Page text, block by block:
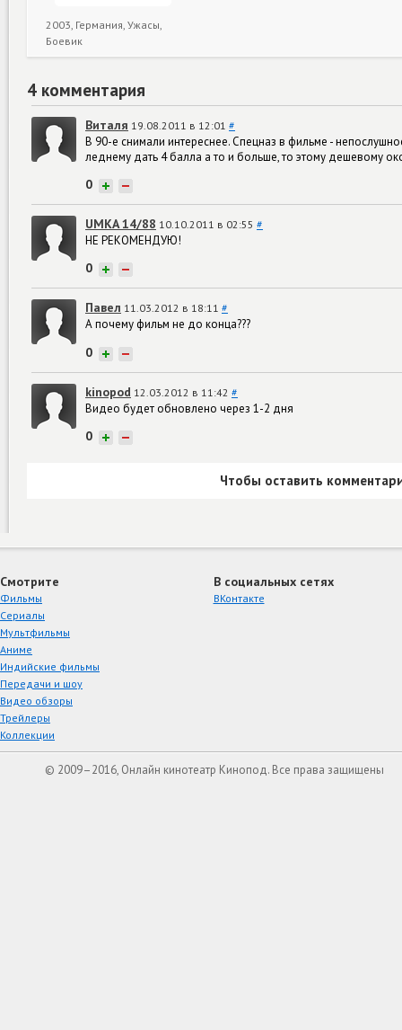
2003, Германия, Ужасы,
Боевик
4 комментария
Виталя 19.08.2011 в 12:01 #
В 90-е снимали интереснее. Спецназ в фильме -
леднему дать 4 балла а то и больше, то этому дешевому
0 + −
UMKA 14/88 10.10.2011 в 02:55 #
НЕ РЕКОМЕНДУЮ!
0 + −
Павел 11.03.2012 в 18:11 #
А почему фильм не до конца???
0 + −
kinopod 12.03.2012 в 11:42 #
Видео будет обновлено через 1-2 дня
0 + −
Чтобы оставить
Смотрите
Фильмы
Сериалы
Мультфильмы
Аниме
Индийские фильмы
Передачи и шоу
Видео обзоры
Трейлеры
Коллекции
В социальных сетях
ВКонтакте
© 2009–2016, Онлайн кинотеатр Кинопод. Все права защищены